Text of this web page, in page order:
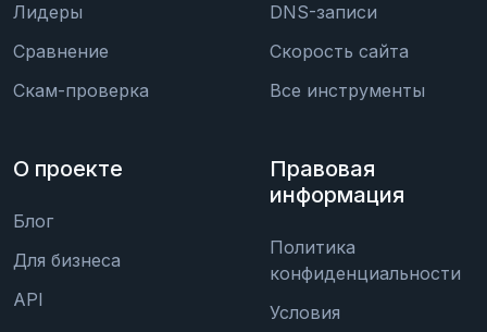
Лидеры
Сравнение
Скам-проверка
DNS-записи
Скорость сайта
Все инструменты
О проекте
Блог
Для бизнеса
API
Правовая
информация
Политика
конфиденциальности
Условия